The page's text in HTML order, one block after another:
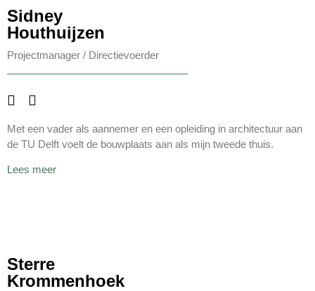
Sidney
Houthuijzen
Projectmanager / Directievoerder
Met een vader als aannemer en een opleiding in architectuur aan
de TU Delft voelt de bouwplaats aan als mijn tweede thuis.
Lees meer
Sterre
Krommenhoek